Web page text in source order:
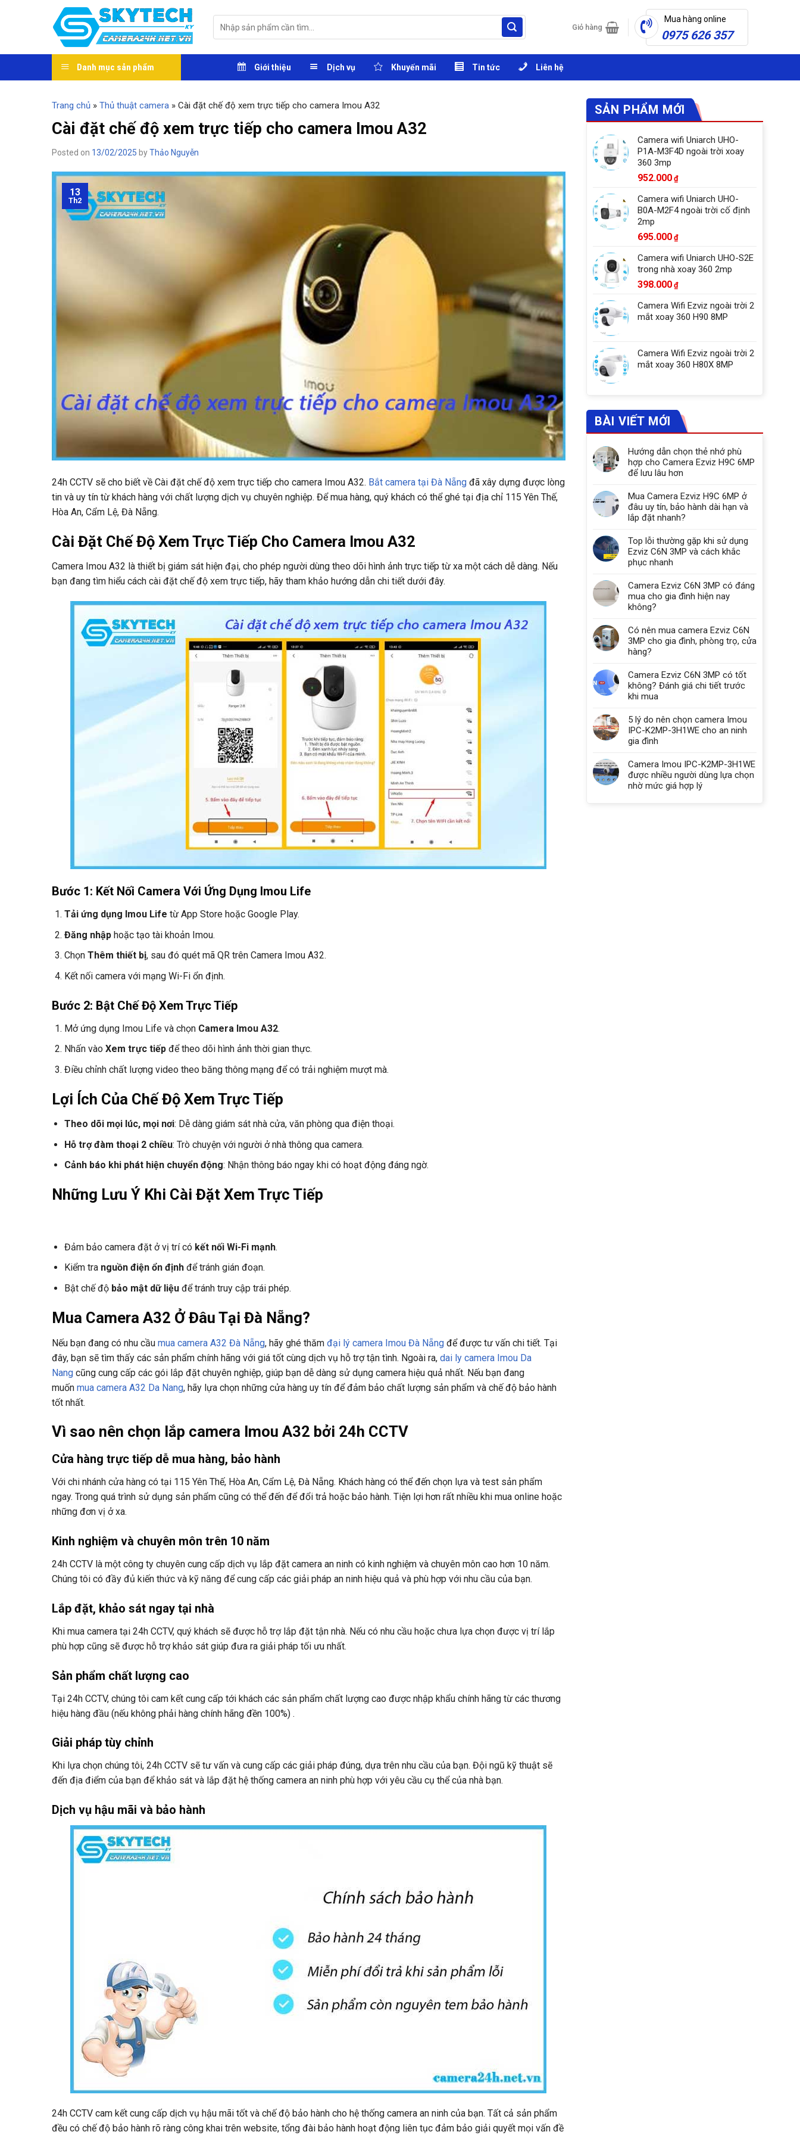
kiếm:
Giỏ hàng
Mua hàng online
0975 626 357
Danh mục sản phẩm Giới thiệu Dịch vụ Khuyến mãi Tin tức Liên hệ
Trang chủ » Thủ thuật camera » Cài đặt chế độ xem trực tiếp cho camera Imou A32
Cài đặt chế độ xem trực tiếp cho camera Imou A32
Posted on 13/02/2025 byThảo Nguyễn
13
Th2
24h CCTV sẽ cho biết về Cài đặt chế độ xem trực tiếp cho camera Imou A32. Bắt camera tại Đà Nẵng đã xây dựng được lòng
tin và uy tín từ khách hàng với chất lượng dịch vụ chuyên nghiệp. Để mua hàng, quý khách có thể ghé tại địa chỉ 115 Yên Thế,
Hòa An, Cẩm Lệ, Đà Nẵng.
Cài Đặt Chế Độ Xem Trực Tiếp Cho Camera Imou A32
Camera Imou A32 là thiết bị giám sát hiện đại, cho phép người dùng theo dõi hình ảnh trực tiếp từ xa một cách dễ dàng. Nếu
bạn đang tìm hiểu cách cài đặt chế độ xem trực tiếp, hãy tham khảo hướng dẫn chi tiết dưới đây.
Bước 1: Kết Nối Camera Với Ứng Dụng Imou Life
Tải ứng dụng Imou Life từ App Store hoặc Google Play.
Đăng nhậphoặc tạo tài khoản Imou.
Chọn Thêm thiết bị, sau đó quét mã QR trên Camera Imou A32.
Kết nối camera với mạng Wi-Fi ổn định.
Bước 2: Bật Chế Độ Xem Trực Tiếp
Mở ứng dụng Imou Life và chọn Camera Imou A32.
Nhấn vào Xem trực tiếpđể theo dõi hình ảnh thời gian thực.
Điều chỉnh chất lượng video theo băng thông mạng để có trải nghiệm mượt mà.
Lợi Ích Của Chế Độ Xem Trực Tiếp
Theo dõi mọi lúc, mọi nơi: Dễ dàng giám sát nhà cửa, văn phòng qua điện thoại.
Hỗ trợ đàm thoại 2 chiều: Trò chuyện với người ở nhà thông qua camera.
Cảnh báo khi phát hiện chuyển động: Nhận thông báo ngay khi có hoạt động đáng ngờ.
Những Lưu Ý Khi Cài Đặt Xem Trực Tiếp
Đảm bảo camera đặt ở vị trí có kết nối Wi-Fi mạnh.
Kiểm tra nguồn điện ổn địnhđể tránh gián đoạn.
Bật chế độ bảo mật dữ liệuđể tránh truy cập trái phép.
Mua Camera A32 Ở Đâu Tại Đà Nẵng?
Nếu bạn đang có nhu cầu mua camera A32 Đà Nẵng, hãy ghé thăm đại lý camera Imou Đà Nẵng để được tư vấn chi tiết. Tại
đây, bạn sẽ tìm thấy các sản phẩm chính hãng với giá tốt cùng dịch vụ hỗ trợ tận tình. Ngoài ra, dai ly camera Imou Da
Nang cũng cung cấp các gói lắp đặt chuyên nghiệp, giúp bạn dễ dàng sử dụng camera hiệu quả nhất. Nếu bạn đang
muốn mua camera A32 Da Nang, hãy lựa chọn những cửa hàng uy tín để đảm bảo chất lượng sản phẩm và chế độ bảo hành
tốt nhất.
Vì sao nên chọn lắp camera Imou A32 bởi 24h CCTV
Cửa hàng trực tiếp dễ mua hàng, bảo hành
Với chi nhánh cửa hàng có tại 115 Yên Thế, Hòa An, Cẩm Lệ, Đà Nẵng. Khách hàng có thể đến chọn lựa và test sản phẩm
ngay. Trong quá trình sử dụng sản phẩm cũng có thể đến để đổi trả hoặc bảo hành. Tiện lợi hơn rất nhiều khi mua online hoặc
những đơn vị ở xa.
Kinh nghiệm và chuyên môn trên 10 năm
24h CCTV là một công ty chuyên cung cấp dịch vụ lắp đặt camera an ninh có kinh nghiệm và chuyên môn cao hơn 10 năm.
Chúng tôi có đầy đủ kiến thức và kỹ năng để cung cấp các giải pháp an ninh hiệu quả và phù hợp với nhu cầu của bạn.
Lắp đặt, khảo sát ngay tại nhà
Khi mua camera tại 24h CCTV, quý khách sẽ được hỗ trợ lắp đặt tận nhà. Nếu có nhu cầu hoặc chưa lựa chọn được vị trí lắp
phù hợp cũng sẽ được hỗ trợ khảo sát giúp đưa ra giải pháp tối ưu nhất.
Sản phẩm chất lượng cao
Tại 24h CCTV, chúng tôi cam kết cung cấp tới khách các sản phẩm chất lượng cao được nhập khẩu chính hãng từ các thương
hiệu hàng đầu (nếu không phải hàng chính hãng đền 100%) .
Giải pháp tùy chỉnh
Khi lựa chọn chúng tôi, 24h CCTV sẽ tư vấn và cung cấp các giải pháp đúng, dựa trên nhu cầu của bạn. Đội ngũ kỹ thuật sẽ
đến địa điểm của bạn để khảo sát và lắp đặt hệ thống camera an ninh phù hợp với yêu cầu cụ thể của nhà bạn.
Dịch vụ hậu mãi và bảo hành
24h CCTV cam kết cung cấp dịch vụ hậu mãi tốt và chế độ bảo hành cho hệ thống camera an ninh của bạn. Tất cả sản phẩm
đều có chế độ bảo hành rõ ràng công khai trên website, tổng đài bảo hành hoạt động liên tục đảm bảo giải quyết mọi vấn đề
SẢN PHẨM MỚI
Camera wifi Uniarch UHO-
P1A-M3F4D ngoài trời xoay
360 3mp
952.000 ₫
Camera wifi Uniarch UHO-
B0A-M2F4 ngoài trời cố định
2mp
695.000 ₫
Camera wifi Uniarch UHO-S2E
trong nhà xoay 360 2mp
398.000 ₫
Camera Wifi Ezviz ngoài trời 2
mắt xoay 360 H90 8MP
Camera Wifi Ezviz ngoài trời 2
mắt xoay 360 H80X 8MP
BÀI VIẾT MỚI
Hướng dẫn chọn thẻ nhớ phù
hợp cho Camera Ezviz H9C 6MP
để lưu lâu hơn
Mua Camera Ezviz H9C 6MP ở
đâu uy tín, bảo hành dài hạn và
lắp đặt nhanh?
Top lỗi thường gặp khi sử dụng
Ezviz C6N 3MP và cách khắc
phục nhanh
Camera Ezviz C6N 3MP có đáng
mua cho gia đình hiện nay
không?
Có nên mua camera Ezviz C6N
3MP cho gia đình, phòng trọ, cửa
hàng?
Camera Ezviz C6N 3MP có tốt
không? Đánh giá chi tiết trước
khi mua
5 lý do nên chọn camera Imou
IPC-K2MP-3H1WE cho an ninh
gia đình
Camera Imou IPC-K2MP-3H1WE
được nhiều người dùng lựa chọn
nhờ mức giá hợp lý